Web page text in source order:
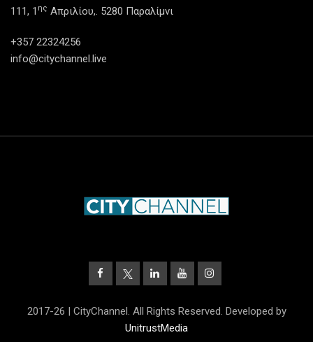
111, 1 ης Απριλίου,. 5280 Παραλίμνι
+357 22324256
info@citychannel.live
2017-26 | CityChannel. All Rights Reserved. Developed by
UnitrustMedia